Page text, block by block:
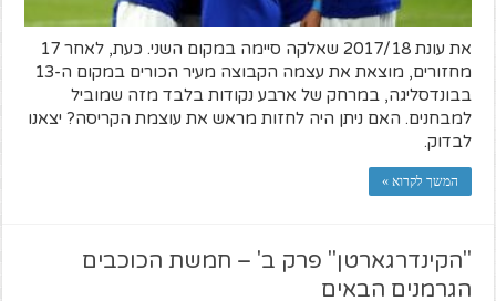
את עונת 2017/18 שאלקה סיימה במקום השני. כעת, לאחר 17
מחזורים, מוצאת את עצמה הקבוצה מעיר הכורים במקום ה-13
בבונדסליגה, במרחק של ארבע נקודות בלבד מזה שמוביל
למבחנים. האם ניתן היה לחזות מראש את עוצמת הקריסה? יצאנו
לבדוק.
המשך לקרוא »
"הקינדרגארטן" פרק ב' – חמשת הכוכבים
הגרמנים הבאים